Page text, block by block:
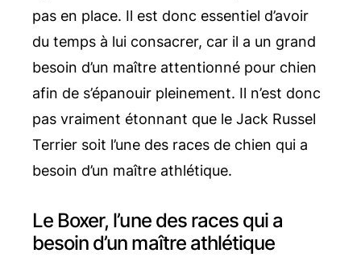
pas en place. Il est donc essentiel d’avoir
du temps à lui consacrer, car il a un grand
besoin d’un maître attentionné pour chien
afin de s’épanouir pleinement. Il n’est donc
pas vraiment étonnant que le Jack Russel
Terrier soit l’une des races de chien qui a
besoin d’un maître athlétique.
Le Boxer, l’une des races qui a
besoin d’un maître athlétique